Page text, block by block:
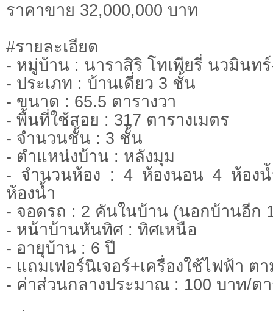
ราคาขาย 32,000,000 บาท
#รายละเอียด
- หมู่บ้าน : นาราสิริ โทเพียรี่ นวมินท
- ประเภท : บ้านเดี่ยว 3 ชั้น
- ขนาด : 65.5 ตารางวา
- พื้นที่ใช้สอย : 317 ตารางเมตร
- จำนวนชั้น : 3 ชั้น
- ตำแหน่งบ้าน : หลังมุม
- จำนวนห้อง : 4 ห้องนอน 4 ห้อง
ห้องน้ำ
- จอดรถ : 2 คันในบ้าน (นอกบ้านอีก
- หน้าบ้านหันทิศ : ทิศเหนือ
- อายุบ้าน : 6 ปี
- แถมเฟอร์นิเจอร์+เครื่องใช้ไฟฟ้า ต
- ค่าส่วนกลางประมาณ : 100 บาท/ตา